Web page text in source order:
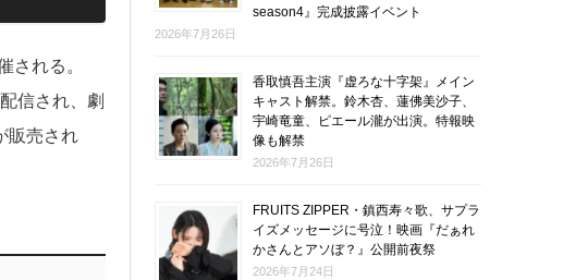
される。
信され、劇
販売され
season4』完成披露イベント
2026年7月26日
香取慎吾主演『虚ろな十字架』メイン
キャスト解禁。鈴木杏、蓮佛美沙子、
宇崎竜童、ピエール瀧が出演。特報映
像も解禁
2026年7月26日
FRUITS ZIPPER・鎮西寿々歌、サプラ
イズメッセージに号泣！映画『だぁれ
かさんとアソぼ？』公開前夜祭
2026年7月24日